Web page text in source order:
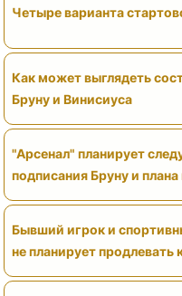
Четыре варианта
Как может выглядеть
Бруну и Винисиуса
"Арсенал" планирует
подписания Бруну и
Бывший игрок и
не планирует продлевать